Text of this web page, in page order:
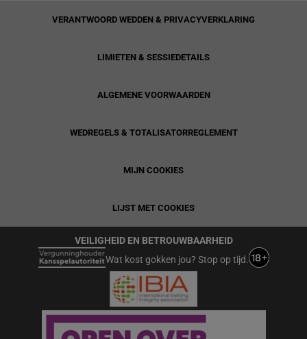
VERANTWOORD WEDDEN & PRIVACYVERKLARING
LIMIETEN & SESSIEDETAILS
ALGEMENE VOORWAARDEN
WEDREGELS & TOTALISATORREGLEMENT
MIJN COOKIES
LIJST MET COOKIES
VEILIGHEID EN BETROUWBAARHEID
Wat kost gokken jou? Stop op tijd.